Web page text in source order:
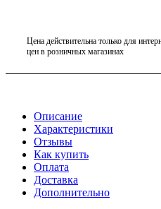
Цена действительна только для
цен в розничных магазинах
Описание
Характеристики
Отзывы
Как купить
Оплата
Доставка
Дополнительно